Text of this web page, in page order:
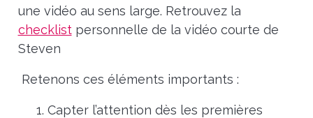
une vidéo au sens large. Retrouvez la
checklistpersonnelle de la vidéo courte de
Steven
Retenons ces éléments importants :
Capter l’attention dès les premières